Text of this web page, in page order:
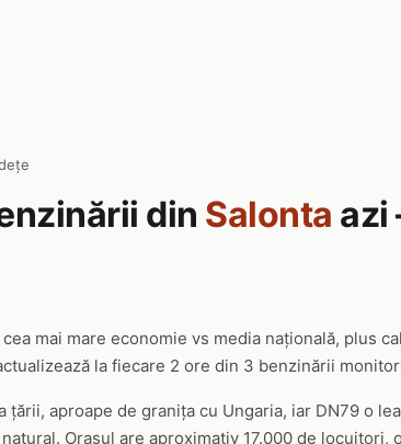
din Salonta azi
mai mare economie vs media națională, plus
la fiecare 2 ore din 3 benzinării
aproape de granița cu Ungaria, iar DN79 o
Orașul are aproximativ 17.000 de